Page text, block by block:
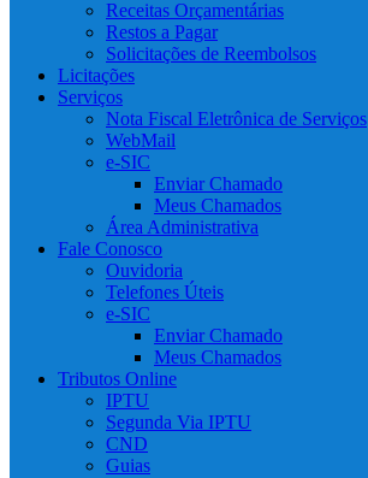
Receitas Orçamentárias
Restos a Pagar
Solicitações de Reembolsos
Licitações
Serviços
Nota Fiscal Eletrônica de Serviços
WebMail
e-SIC
Enviar Chamado
Meus Chamados
Área Administrativa
Fale Conosco
Ouvidoria
Telefones Úteis
e-SIC
Enviar Chamado
Meus Chamados
Tributos Online
IPTU
Segunda Via IPTU
CND
Guias